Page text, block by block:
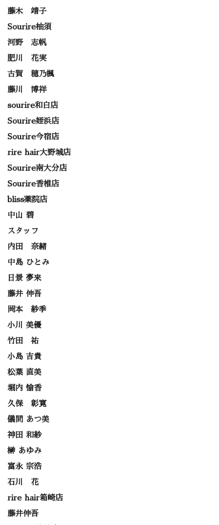
藤木 靖子
Sourire柚須
河野 志帆
肥川 花実
古賀 穂乃楓
藤川 博祥
sourire和白店
Sourire姪浜店
Sourire今宿店
rire hair大野城店
Sourire南大分店
Sourire香椎店
bliss薬院店
中山 碧
スタッフ
内田 奈緒
中島 ひとみ
日景 夢来
藤井 伸吾
岡本 紗季
小川 美優
竹田 祐
小島 吉貴
松葉 直美
堀内 愉香
久保 彰寛
儀間 あつ美
神田 和紗
榊 あゆみ
富永 宗浩
石川 花
rire hair箱崎店
藤井伸吾